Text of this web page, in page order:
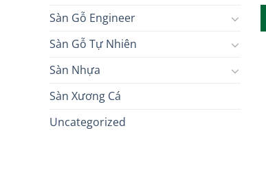
Sàn Gỗ Engineer
Sàn Gỗ Tự Nhiên
Sàn Nhựa
Sàn Xương Cá
Uncategorized